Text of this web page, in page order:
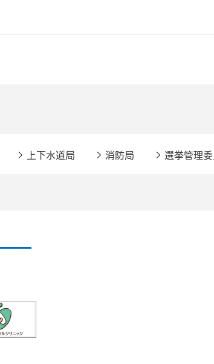
上下水道局 消防局 選挙管理